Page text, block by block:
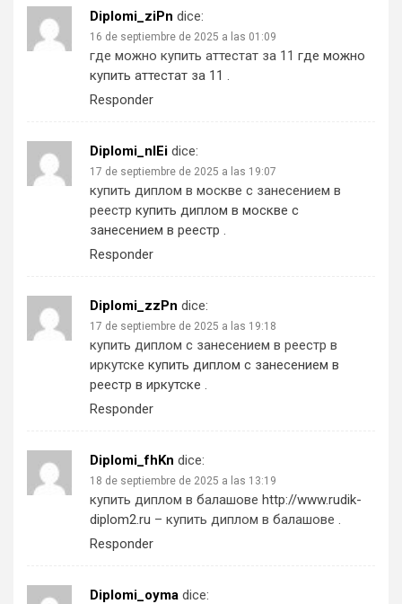
Diplomi_ziPn dice:
16 de septiembre de 2025 a las 01:09
где можно купить аттестат за 11 где можно
купить аттестат за 11 .
Responder
Diplomi_nlEi dice:
17 de septiembre de 2025 a las 19:07
купить диплом в москве с занесением в
реестр купить диплом в москве с
занесением в реестр .
Responder
Diplomi_zzPn dice:
17 de septiembre de 2025 a las 19:18
купить диплом с занесением в реестр в
иркутске купить диплом с занесением в
реестр в иркутске .
Responder
Diplomi_fhKn dice:
18 de septiembre de 2025 a las 13:19
купить диплом в балашове http://www.rudik-
diplom2.ru – купить диплом в балашове .
Responder
Diplomi_oyma dice: